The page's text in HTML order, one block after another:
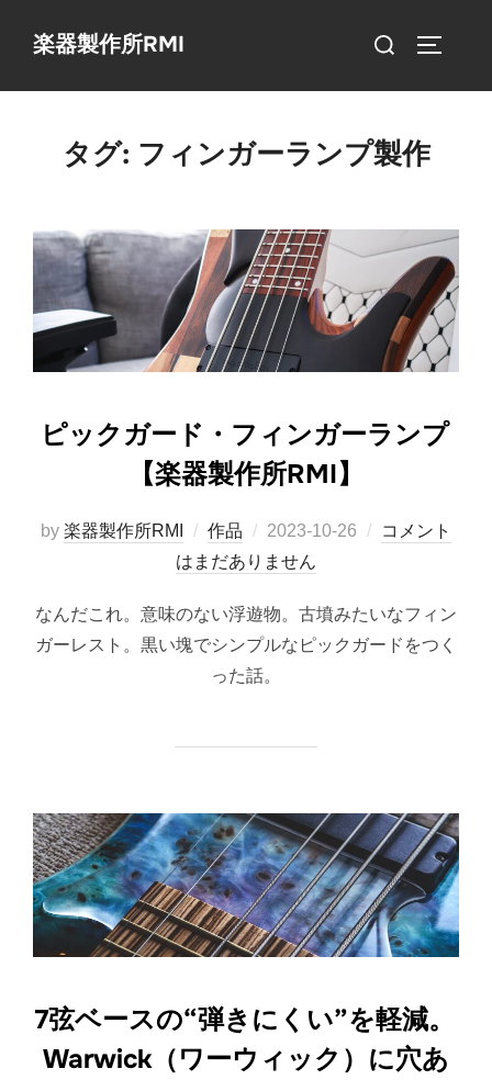
楽器製作所RMI
検
対
タグ: フィンガーランプ製作
ピックガード・フィンガーランプ
【楽器製作所RMI】
by 楽器製作所RMI 作品
投
稿
2023-10-26
コメント
はまだありません
なんだこれ。意味のない浮遊物。古墳みたいなフィン
ガーレスト。黒い塊でシンプルなピックガードをつく
った話。
7弦ベースの“弾きにくい”を軽減。
Warwick（ワーウィック）に穴あ